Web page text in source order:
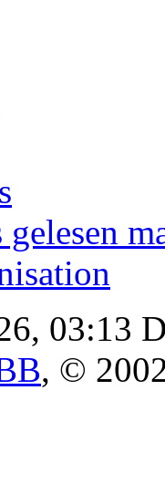
03:13
, ©